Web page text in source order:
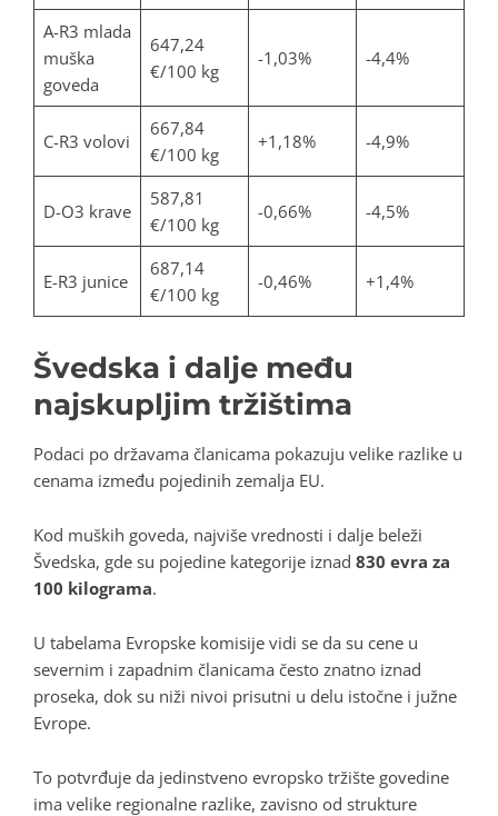
A-R3 mlada
muška
goveda
647,24
€/100 kg
-1,03% -4,4%
C-R3 volovi
667,84
€/100 kg
+1,18% -4,9%
D-O3 krave
587,81
€/100 kg
-0,66% -4,5%
E-R3 junice
687,14
€/100 kg
-0,46% +1,4%
Švedska i dalje među
najskupljim tržištima
Podaci po državama članicama pokazuju velike razlike u
cenama između pojedinih zemalja EU.
Kod muških goveda, najviše vrednosti i dalje beleži
Švedska, gde su pojedine kategorije iznad 830 evra za
100 kilograma.
U tabelama Evropske komisije vidi se da su cene u
severnim i zapadnim članicama često znatno iznad
proseka, dok su niži nivoi prisutni u delu istočne i južne
Evrope.
To potvrđuje da jedinstveno evropsko tržište govedine
ima velike regionalne razlike, zavisno od strukture